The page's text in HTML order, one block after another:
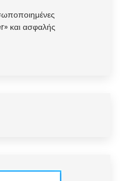
και ασφαλής